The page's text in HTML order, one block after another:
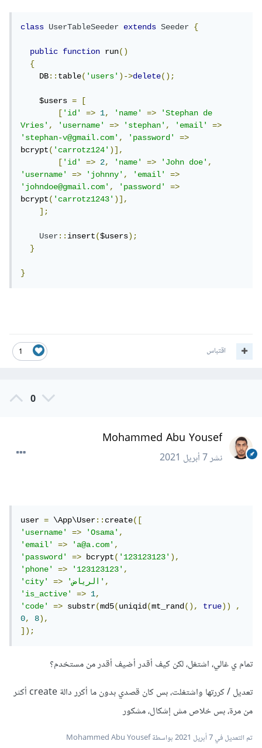
class UserTableSeeder extends Seeder {
public function run()
{
    DB
::table('users')->delete();
    $users
=
[
['id' => 1, 'name' =>
'Stephan de
Vries', 'username' => 'stephan', 'email'
=>
'stephan-v@gmail.com', 'password'
=>
bcrypt('carrotz124')],
['id' => 2, 'name' => 'John doe',
'username'
=> 'johnny', 'email'
=>
'johndoe@gmail.com', 'password'
=>
bcrypt('carrotz1243')],
];
User::insert($users);
}
}
1 اقتباس
0
Mohammed Abu Yousef
نشر7 أبريل 2021
user = \App\User::create([
'username'
=> 'Osama',
'email'
=> 'a@a.com',
'password'
=> bcrypt('123123123'),
'phone'
=> '123123123',
'city'
=> 'الرياض',
'is_active'
=> 1,
'code'
=> substr(md5(uniqid(mt_rand(), true))
,
0, 8),
]);
تمام ي غالي، اشتغل، لكن كيف أقدر أضيف أقدر من مستخدم؟
تعديل / كررتها واشتغلت، بس كان قصدي بدون ما أكرر دالة create أكثر
من مرة، بس خلاص مش إشكال، مشكور
تم التعديل في7 أبريل 2021 بواسطة Mohammed Abu Yousef